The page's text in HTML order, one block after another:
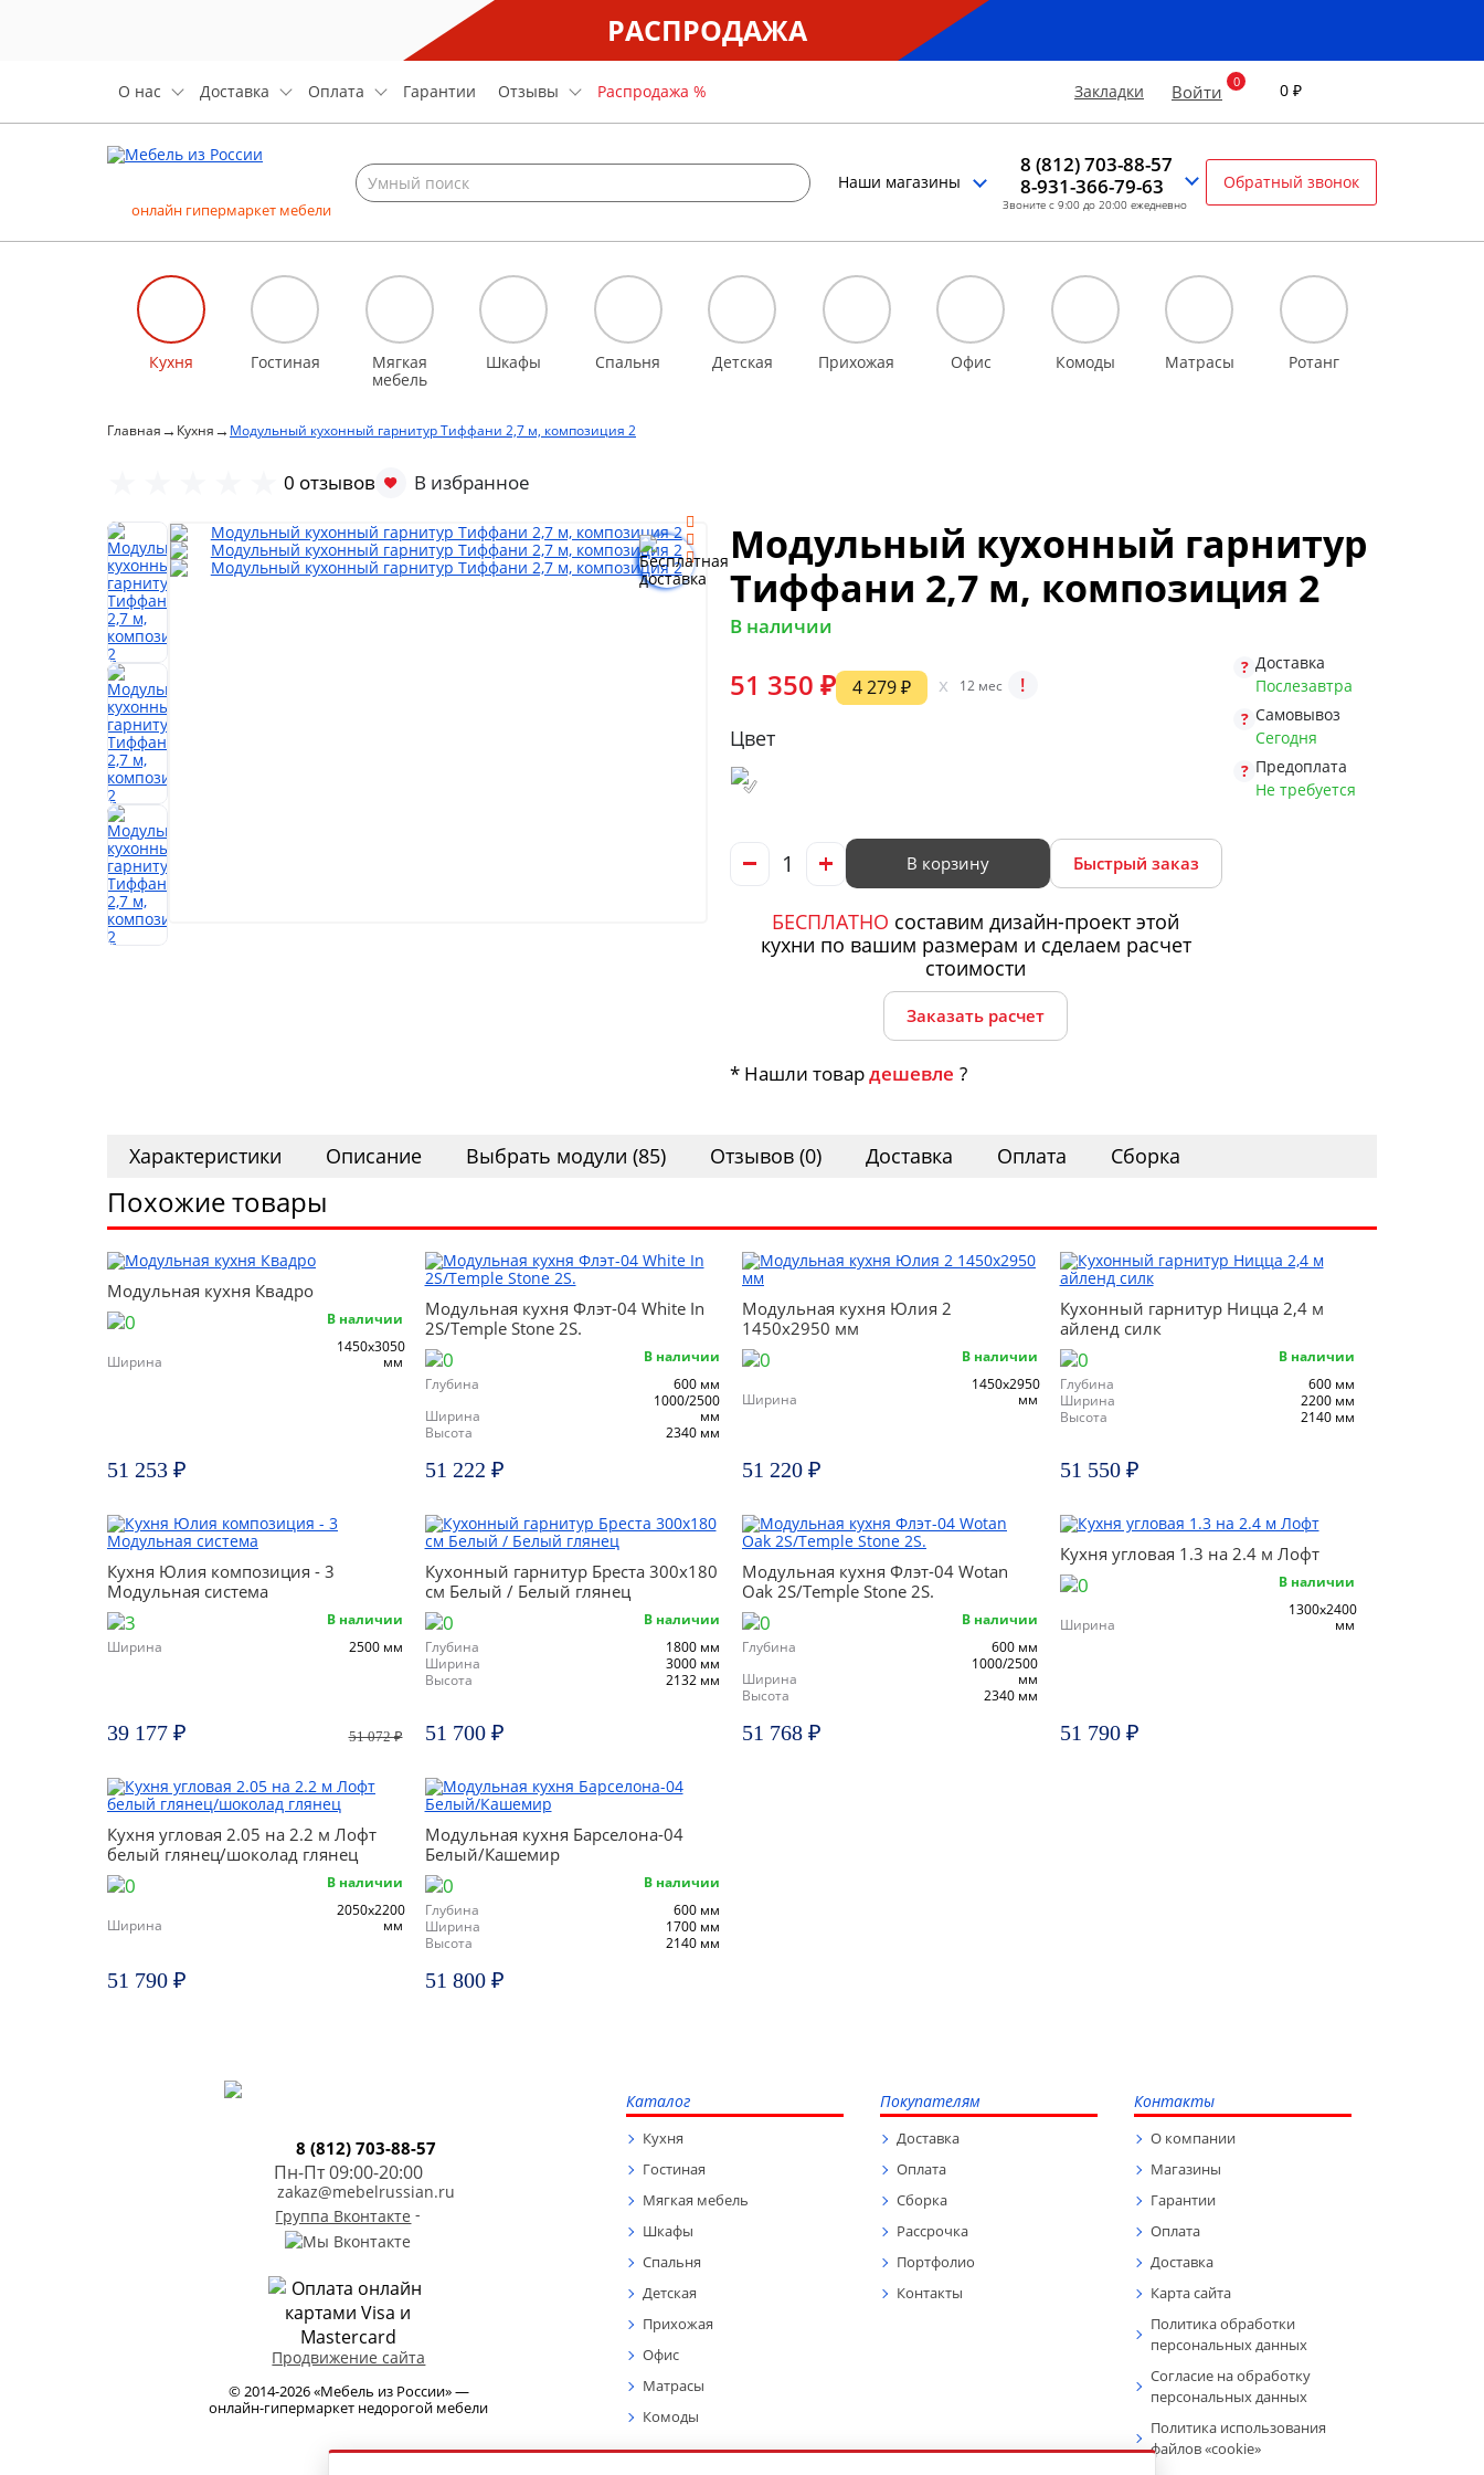
РАСПРОДАЖА
О нас Доставка Оплата Гарантии Отзывы Распродажа % Закладки Войти 0 ₽
онлайн гипермаркет мебели
Наши магазины
8 (812) 703-88-57
8-931-366-79-63
Звоните с 9:00 до 20:00 ежедневно
Обратный звонок
Кухня Гостиная
Мягкая
мебель
Шкафы Спальня Детская Прихожая Офис Комоды Матрасы Ротанг
Главная→ Кухня→ Модульный кухонный гарнитур Тиффани 2,7 м, композиция 2
0 отзывов
Модульный кухонный гарнитур
Тиффани 2,7 м, композиция 2
В наличии
51 350 ₽ 4 279 ₽ x 12 мес !
Цвет
В корзину Быстрый заказ
БЕСПЛАТНО составим дизайн-проект этой
кухни по вашим размерам и сделаем расчет
стоимости
Заказать расчет
* Нашли товардешевле ?
Доставка
Послезавтра
Самовывоз
Сегодня
Предоплата
Не требуется
Характеристики Описание Выбрать модули (85) Отзывов (0) Доставка Оплата Сборка
Похожие товары
Модульная кухня Квадро
В наличии
Ширина
1450х3050
мм
51 253 ₽
Модульная кухня Флэт-04 White In
2S/Temple Stone 2S.
В наличии
Глубина
600 мм
Ширина
1000/2500
мм
Высота
2340 мм
51 222 ₽
Модульная кухня Юлия 2
1450х2950 мм
В наличии
Ширина
1450х2950
мм
51 220 ₽
Кухонный гарнитур Ницца 2,4 м
айленд силк
В наличии
Глубина
600 мм
Ширина
2200 мм
Высота
2140 мм
51 550 ₽
Кухня Юлия композиция - 3
Модульная система
В наличии
Ширина
2500 мм
39 177 ₽ 51 072 ₽
Кухонный гарнитур Бреста 300х180
см Белый / Белый глянец
В наличии
Глубина
1800 мм
Ширина
3000 мм
Высота
2132 мм
51 700 ₽
Модульная кухня Флэт-04 Wotan
Oak 2S/Temple Stone 2S.
В наличии
Глубина
600 мм
Ширина
1000/2500
мм
Высота
2340 мм
51 768 ₽
Кухня угловая 1.3 на 2.4 м Лофт
В наличии
Ширина
1300х2400
мм
51 790 ₽
Кухня угловая 2.05 на 2.2 м Лофт
белый глянец/шоколад глянец
В наличии
Ширина
2050х2200
мм
51 790 ₽
Модульная кухня Барселона-04
Белый/Кашемир
В наличии
Глубина
600 мм
Ширина
1700 мм
Высота
2140 мм
51 800 ₽
8 (812) 703-88-57
Пн-Пт 09:00-20:00
zakaz@mebelrussian.ru
Группа Вконтакте -
Продвижение сайта
© 2014-2026 «Мебель из России» —
онлайн-гипермаркет недорогой мебели
Каталог
Кухня
Гостиная
Мягкая мебель
Шкафы
Спальня
Детская
Прихожая
Офис
Матрасы
Комоды
Покупателям
Доставка
Оплата
Сборка
Рассрочка
Портфолио
Контакты
Контакты
О компании
Магазины
Гарантии
Оплата
Доставка
Карта сайта
Политика обработки
персональных данных
Согласие на обработку
персональных данных
Политика использования
файлов «cookie»